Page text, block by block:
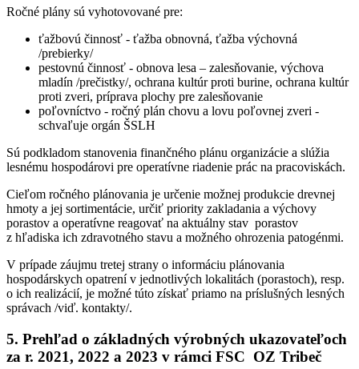
Ročné plány sú vyhotovované pre:
ťažbovú činnosť - ťažba obnovná, ťažba výchovná
/prebierky/
pestovnú činnosť - obnova lesa – zalesňovanie, výchova
mladín /prečistky/, ochrana kultúr proti burine, ochrana kultúr
proti zveri, príprava plochy pre zalesňovanie
poľovníctvo - ročný plán chovu a lovu poľovnej zveri -
schvaľuje orgán ŠSLH
Sú podkladom stanovenia finančného plánu organizácie a slúžia
lesnému hospodárovi pre operatívne riadenie prác na pracoviskách.
Cieľom ročného plánovania je určenie možnej produkcie drevnej
hmoty a jej sortimentácie, určiť priority zakladania a výchovy
porastov a operatívne reagovať na aktuálny stav porastov
z hľadiska ich zdravotného stavu a možného ohrozenia patogénmi.
V prípade záujmu tretej strany o informáciu plánovania
hospodárskych opatrení v jednotlivých lokalitách (porastoch), resp.
o ich realizácií, je možné túto získať priamo na príslušných lesných
správach /viď. kontakty/.
5. Prehľad o základných výrobných ukazovateľoch
za r. 2021, 2022 a 2023 v rámci FSC OZ Tribeč